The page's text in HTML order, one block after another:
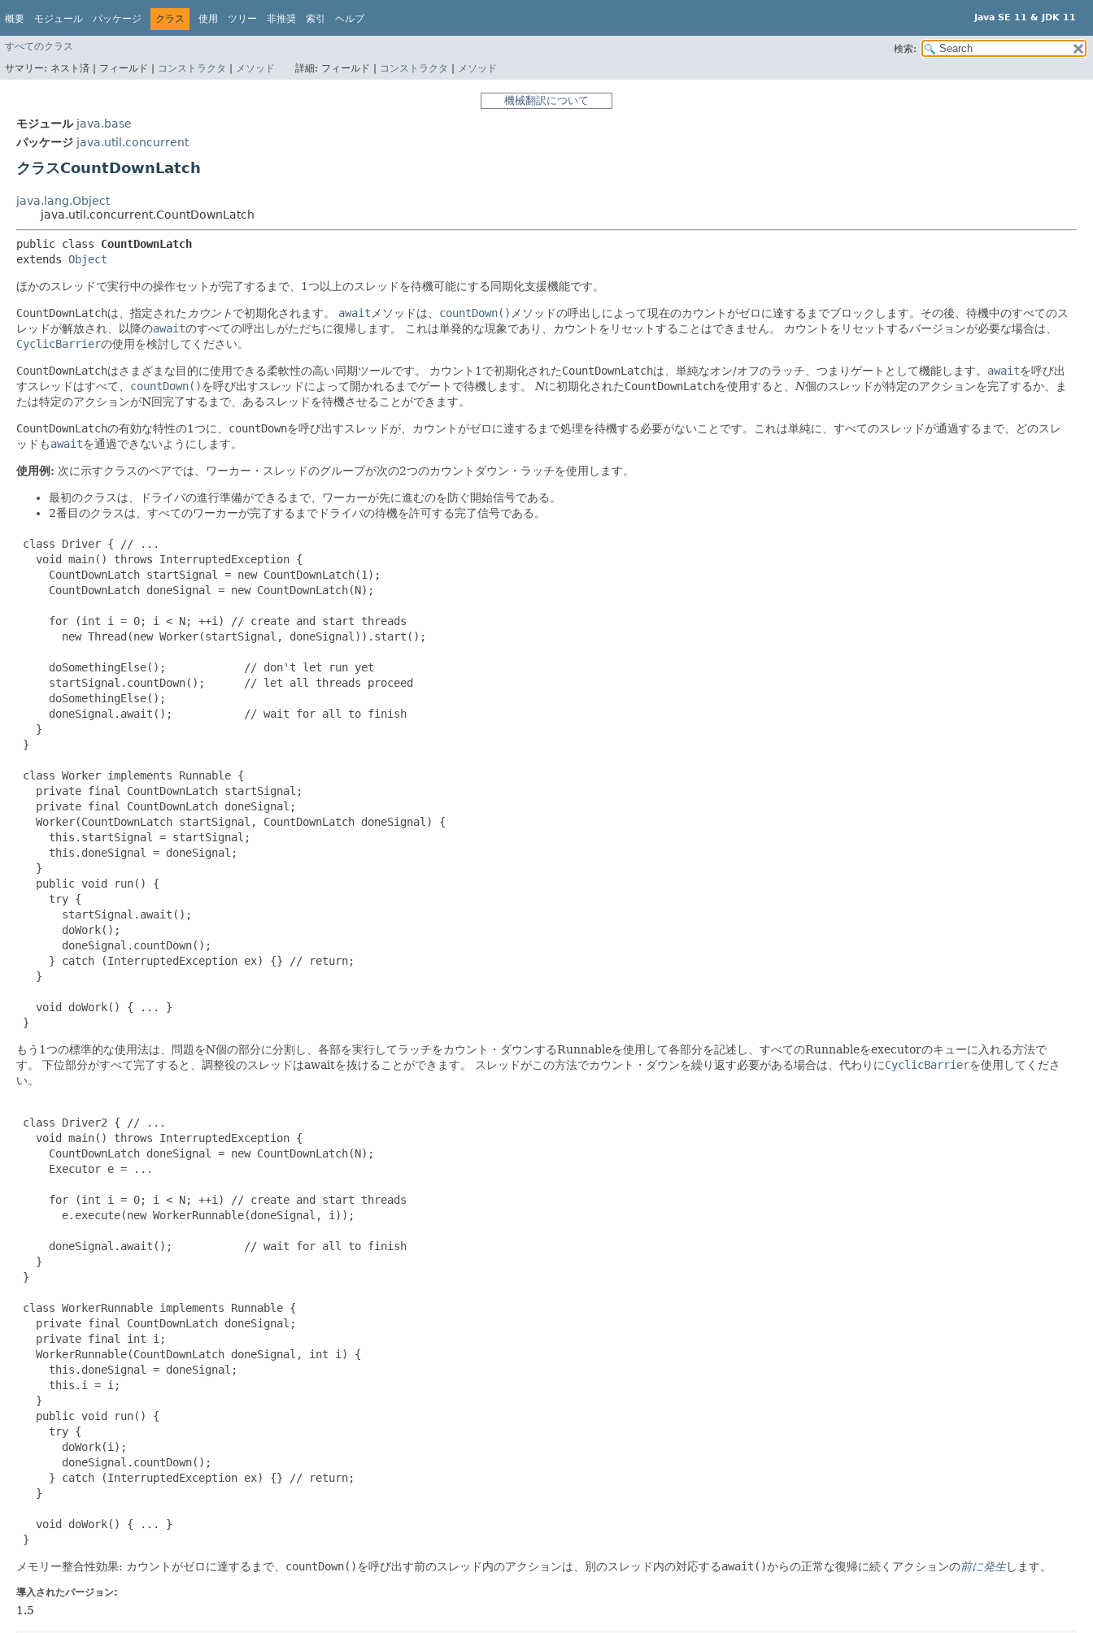
概要 モジュール パッケージ クラス 使用 ツリー 非推奨 索引 ヘルプ Java SE 11 & JDK 11
すべてのクラス
検索:
サマリー: ネスト済 | フィールド | コンストラクタ | メソッド 詳細: フィールド | コンストラクタ | メソッド
機械翻訳について
モジュール java.base
パッケージ java.util.concurrent
クラスCountDownLatch
java.lang.Object
java.util.concurrent.CountDownLatch
public class CountDownLatch
extends Object
ほかのスレッドで実行中の操作セットが完了するまで、1つ以上のスレッドを待機可能にする同期化支援機能です。
CountDownLatchは、指定された カウントで初期化されます。 await メソッドは、 countDown() メソッドの呼出しによって現在のカウントがゼロに達するまでブロックします。その後、待機中のすべてのス
レッドが解放され、以降のawaitのすべての呼出しがただちに復帰します。 これは単発的な現象であり、カウントをリセットすることはできません。
カウントをリセットするバージョンが必要な場合は、
CyclicBarrierの使用を検討してください。
CountDownLatchはさまざまな目的に使用できる柔軟性の高い同期ツールです。 カウント1で初期化されたCountDownLatchは、単純なオン/オフのラッチ、つまりゲートとして機能します。 awaitを呼び出
すスレッドはすべて、 countDown()を呼び出すスレッドによって開かれるまでゲートで待機します。 Nに初期化されたCountDownLatchを使用すると、 N個のスレッドが特定のアクションを完了するか、ま
たは特定のアクションがN回完了するまで、あるスレッドを待機させることができます。
CountDownLatchの有効な特性の1つに、 countDownを呼び出すスレッドが、カウントがゼロに達するまで処理を待機する必要がないことです。これは単純に、すべてのスレッドが通過するまで、どのスレ
ッドもawaitを通過できないようにします。
使用例: 次に示すクラスのペアでは、ワーカー・スレッドのグループが次の2つのカウントダウン・ラッチを使用します。
最初のクラスは、ドライバの進行準備ができるまで、ワーカーが先に進むのを防ぐ開始信号である。
2番目のクラスは、すべてのワーカーが完了するまでドライバの待機を許可する完了信号である。
class Driver { // ...
   void main() throws InterruptedException {
     CountDownLatch startSignal = new CountDownLatch(1);
     CountDownLatch doneSignal = new CountDownLatch(N);
     for (int i = 0; i < N; ++i) // create and start threads
       new Thread(new Worker(startSignal, doneSignal)).start();
     doSomethingElse();            // don't let run yet
     startSignal.countDown();      // let all threads proceed
     doSomethingElse();
     doneSignal.await();           // wait for all to finish
   }
}
class Worker implements Runnable {
   private final CountDownLatch startSignal;
   private final CountDownLatch doneSignal;
   Worker(CountDownLatch startSignal, CountDownLatch doneSignal) {
     this.startSignal = startSignal;
     this.doneSignal = doneSignal;
   }
   public void run() {
     try {
       startSignal.await();
       doWork();
       doneSignal.countDown();
     } catch (InterruptedException ex) {} // return;
   }
   void doWork() { ... }
}
もう1つの標準的な使用法は、問題をN個の部分に分割し、各部を実行してラッチをカウント・ダウンするRunnableを使用して各部分を記述し、すべてのRunnableをexecutorのキューに入れる方法で
す。
下位部分がすべて完了すると、調整役のスレッドはawaitを抜けることができます。 スレッドがこの方法でカウント・ダウンを繰り返す必要がある場合は、代わりにCyclicBarrierを使用してくださ
い。
class Driver2 { // ...
   void main() throws InterruptedException {
     CountDownLatch doneSignal = new CountDownLatch(N);
     Executor e = ...
     for (int i = 0; i < N; ++i) // create and start threads
       e.execute(new WorkerRunnable(doneSignal, i));
     doneSignal.await();           // wait for all to finish
   }
}
class WorkerRunnable implements Runnable {
   private final CountDownLatch doneSignal;
   private final int i;
   WorkerRunnable(CountDownLatch doneSignal, int i) {
     this.doneSignal = doneSignal;
     this.i = i;
   }
   public void run() {
     try {
       doWork(i);
       doneSignal.countDown();
     } catch (InterruptedException ex) {} // return;
   }
   void doWork() { ... }
}
メモリー整合性効果: カウントがゼロに達するまで、 countDown()を呼び出す前のスレッド内のアクションは、別のスレッド内の対応するawait()からの正常な復帰に続くアクションの前に発生します。
導入されたバージョン:
1.5